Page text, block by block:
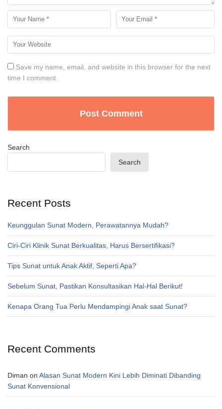
Save my name, email, and website in this browser for the next
time I comment.
Search
Search
Recent Posts
Keunggulan Sunat Modern, Perawatannya Mudah?
Ciri-Ciri Klinik Sunat Berkualitas, Harus Bersertifikasi?
Tips Sunat untuk Anak Aktif, Seperti Apa?
Sebelum Sunat, Pastikan Konsultasikan Hal-Hal Berikut!
Kenapa Orang Tua Perlu Mendampingi Anak saat Sunat?
Recent Comments
Diman on Alasan Sunat Modern Kini Lebih Diminati Dibanding
Sunat Konvensional